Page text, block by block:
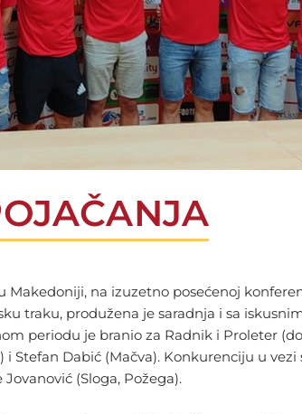
na izuzetno posećenoj
traku, produžena je saradnja i sa
periodu je branio za Radnik i Proleter
Stefan Dabić (Mačva). Konkurenciju u
(Sloga, Požega).